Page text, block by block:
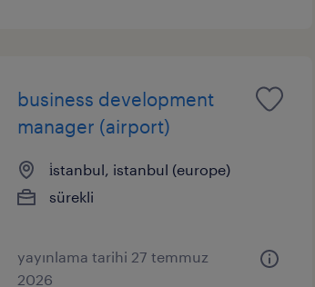
business development
manager (airport)
i̇stanbul, istanbul (europe)
sürekli
yayınlama tarihi 27 temmuz
2026